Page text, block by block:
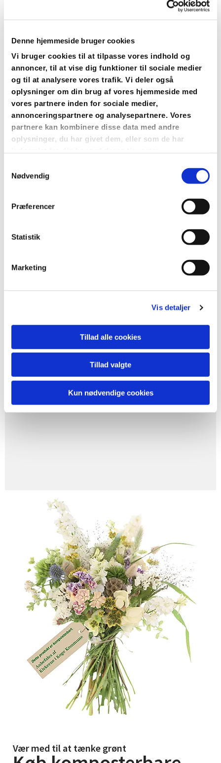
Denne hjemmeside bruger cookies
Vi bruger cookies til at tilpasse vores indhold og
annoncer, til at vise dig funktioner til sociale medier
og til at analysere vores trafik. Vi deler også
oplysninger om din brug af vores hjemmeside med
vores partnere inden for sociale medier,
annonceringspartnere og analysepartnere. Vores
partnere kan kombinere disse data med andre
oplysninger, du har givet dem, eller som de har
Nødvendig
Præferencer
Statistik
Marketing
Vis detaljer
Tillad alle cookies
Tillad valgte
Kun nødvendige cookies
Der er kirkekaffe i våbenhuset efter hver
gudstjeneste. Alle er velkomne til at nyde en kop
kaffe, te eller juice og en god snak.
Nyheder og information fra
Vær med til at tænke grønt